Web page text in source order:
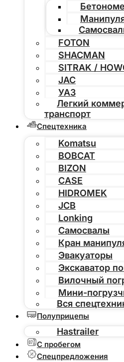
FOTON
SHACMAN
SITRAK /
JAC
УАЗ
Легкий
транспорт
Спецтехника
Komatsu
BOBCAT
BIZON
CASE
HIDROMEK
JCB
Lonking
Самосвалы
Кран
Эвакуаторы
Экскаватор
Вилочный
Мини-
Вся
Полуприцепы
Hastrailer
С пробегом
Спецпредложения